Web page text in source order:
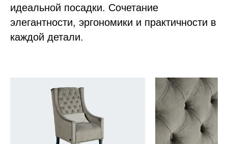
идеальной посадки. Сочетание
элегантности, эргономики и практичности в
каждой детали.